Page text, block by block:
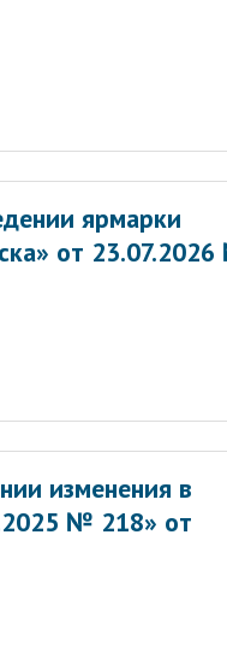
ярмарки
от
изменения в
№ 218» от